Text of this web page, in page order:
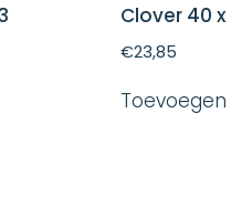
Clover 40
€23,85